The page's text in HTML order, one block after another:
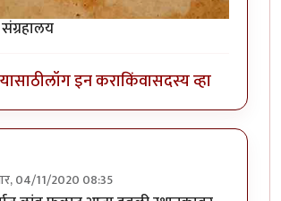
लॉग इन कराकिंवासदस्य व्हा
04/11/2020 08:35